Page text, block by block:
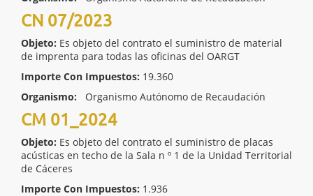
CN 07/2023
Objeto: Es objeto del contrato el suministro de material
de imprenta para todas las oficinas del OARGT
Importe Con Impuestos: 19.360
Organismo:
Organismo Autónomo de Recaudación
CM 01_2024
Objeto: Es objeto del contrato el suministro de placas
acústicas en techo de la Sala n º 1 de la Unidad Territorial
de Cáceres
Importe Con Impuestos: 1.936